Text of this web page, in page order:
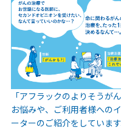
「アフラックのよりそうが
お悩みや、ご利用者様への
ーターのご紹介をしています